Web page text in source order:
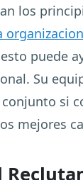
los
puede
Su
si
mejores